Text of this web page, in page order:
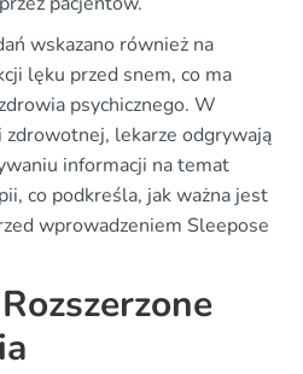
wskazano również na
lęku przed snem, co ma
psychicznego. W
lekarze odgrywają
informacji na temat
co podkreśla, jak ważna jest
wprowadzeniem Sleepose